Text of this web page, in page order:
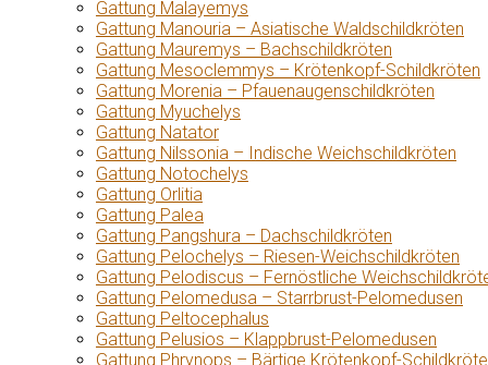
Gattung Malayemys
Gattung Manouria – Asiatische Waldschildkröten
Gattung Mauremys – Bachschildkröten
Gattung Mesoclemmys – Krötenkopf-Schildkröten
Gattung Morenia – Pfauenaugenschildkröten
Gattung Myuchelys
Gattung Natator
Gattung Nilssonia – Indische Weichschildkröten
Gattung Notochelys
Gattung Orlitia
Gattung Palea
Gattung Pangshura – Dachschildkröten
Gattung Pelochelys – Riesen-Weichschildkröten
Gattung Pelodiscus – Fernöstliche
Gattung Pelomedusa – Starrbrust-Pelomedusen
Gattung Peltocephalus
Gattung Pelusios – Klappbrust-Pelomedusen
Gattung Phrynops – Bärtige Krötenkopf-